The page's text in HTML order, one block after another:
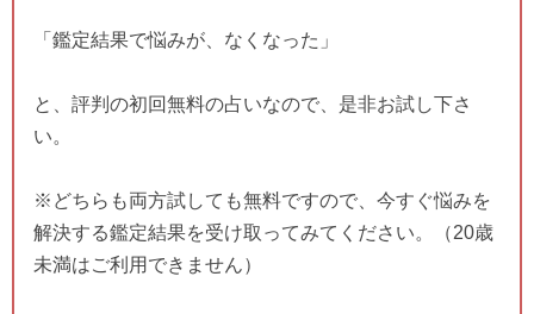
「鑑定結果で悩みが、なくなった」
と、評判の初回無料の占いなので、是非お試し下さ
い。
※どちらも両方試しても無料ですので、今すぐ悩みを
解決する鑑定結果を受け取ってみてください。（20歳
未満はご利用できません）